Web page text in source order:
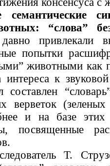
семантические
“слова”
привлекали
попытки
животными как
к
веpветок
и на базе этих
посвященные
Т.